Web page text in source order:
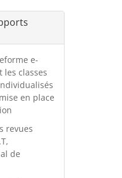
e-
classes
en place
revues
de